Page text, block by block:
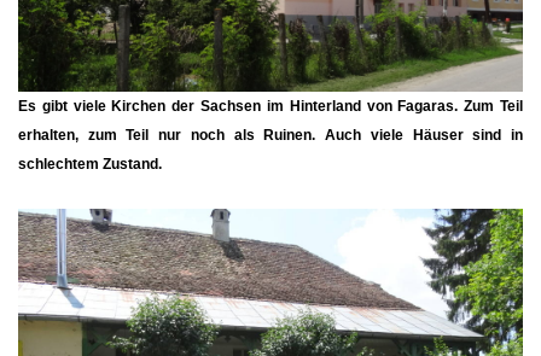
Es gibt viele Kirchen der Sachsen im Hinterland von Fagaras. Zum Teil
erhalten, zum Teil nur noch als Ruinen. Auch viele Häuser sind in
schlechtem Zustand.